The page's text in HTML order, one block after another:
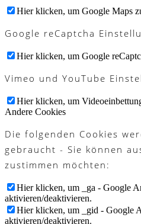
Hier klicken, um Google Maps
Google reCaptcha
Hier klicken, um Google
Vimeo und YouTube
Hier klicken, um
Andere Cookies
Die folgenden Cookies
gebraucht - Sie können
zustimmen möchten:
Hier klicken, um _ga - Google
aktivieren/deaktivieren.
Hier klicken, um _gid - Google
aktivieren/deaktivieren.